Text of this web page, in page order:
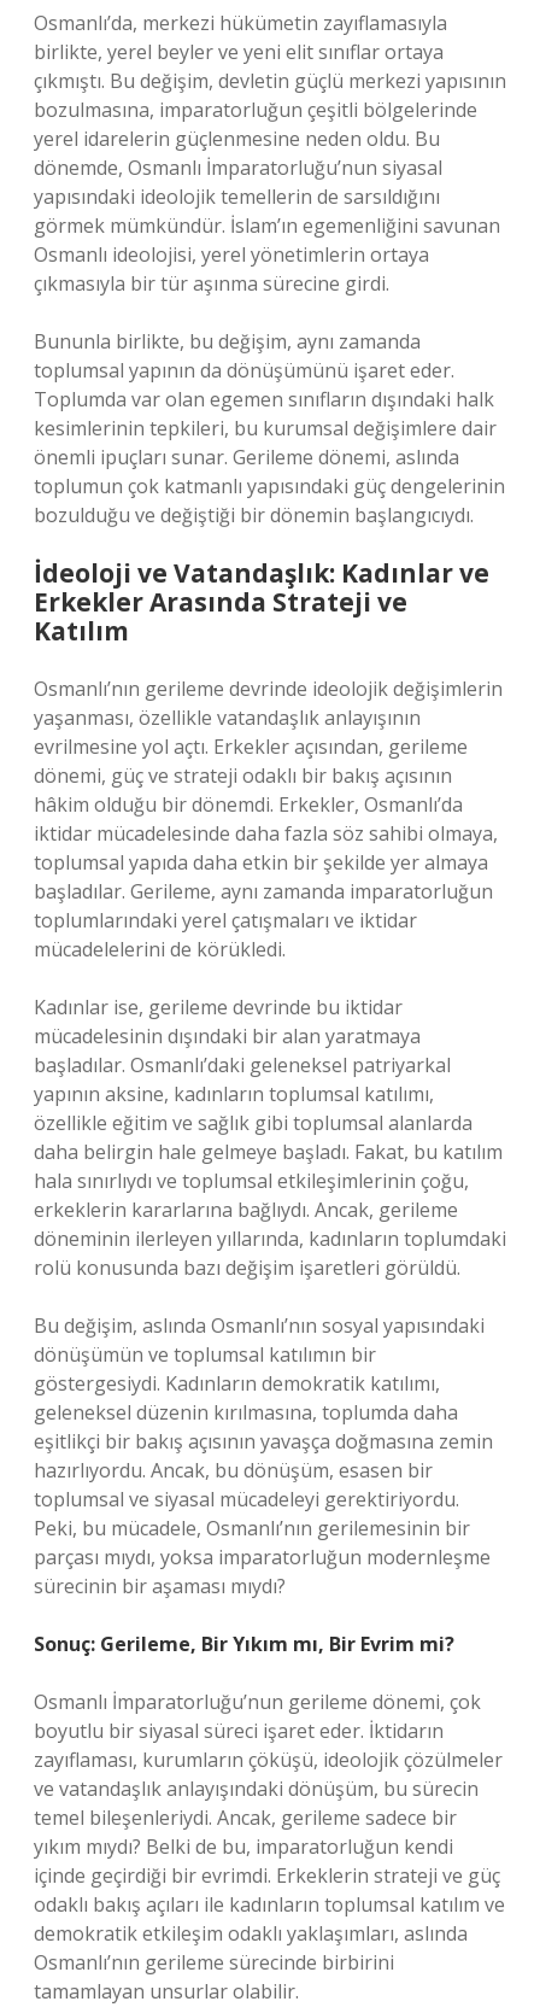
Osmanlı’da, merkezi hükümetin zayıflamasıyla
birlikte, yerel beyler ve yeni elit sınıflar ortaya
çıkmıştı. Bu değişim, devletin güçlü merkezi yapısının
bozulmasına, imparatorluğun çeşitli bölgelerinde
yerel idarelerin güçlenmesine neden oldu. Bu
dönemde, Osmanlı İmparatorluğu’nun siyasal
yapısındaki ideolojik temellerin de sarsıldığını
görmek mümkündür. İslam’ın egemenliğini savunan
Osmanlı ideolojisi, yerel yönetimlerin ortaya
çıkmasıyla bir tür aşınma sürecine girdi.
Bununla birlikte, bu değişim, aynı zamanda
toplumsal yapının da dönüşümünü işaret eder.
Toplumda var olan egemen sınıfların dışındaki halk
kesimlerinin tepkileri, bu kurumsal değişimlere dair
önemli ipuçları sunar. Gerileme dönemi, aslında
toplumun çok katmanlı yapısındaki güç dengelerinin
bozulduğu ve değiştiği bir dönemin başlangıcıydı.
İdeoloji ve Vatandaşlık: Kadınlar ve
Erkekler Arasında Strateji ve
Katılım
Osmanlı’nın gerileme devrinde ideolojik değişimlerin
yaşanması, özellikle vatandaşlık anlayışının
evrilmesine yol açtı. Erkekler açısından, gerileme
dönemi, güç ve strateji odaklı bir bakış açısının
hâkim olduğu bir dönemdi. Erkekler, Osmanlı’da
iktidar mücadelesinde daha fazla söz sahibi olmaya,
toplumsal yapıda daha etkin bir şekilde yer almaya
başladılar. Gerileme, aynı zamanda imparatorluğun
toplumlarındaki yerel çatışmaları ve iktidar
mücadelelerini de körükledi.
Kadınlar ise, gerileme devrinde bu iktidar
mücadelesinin dışındaki bir alan yaratmaya
başladılar. Osmanlı’daki geleneksel patriyarkal
yapının aksine, kadınların toplumsal katılımı,
özellikle eğitim ve sağlık gibi toplumsal alanlarda
daha belirgin hale gelmeye başladı. Fakat, bu katılım
hala sınırlıydı ve toplumsal etkileşimlerinin çoğu,
erkeklerin kararlarına bağlıydı. Ancak, gerileme
döneminin ilerleyen yıllarında, kadınların toplumdaki
rolü konusunda bazı değişim işaretleri görüldü.
Bu değişim, aslında Osmanlı’nın sosyal yapısındaki
dönüşümün ve toplumsal katılımın bir
göstergesiydi. Kadınların demokratik katılımı,
geleneksel düzenin kırılmasına, toplumda daha
eşitlikçi bir bakış açısının yavaşça doğmasına zemin
hazırlıyordu. Ancak, bu dönüşüm, esasen bir
toplumsal ve siyasal mücadeleyi gerektiriyordu.
Peki, bu mücadele, Osmanlı’nın gerilemesinin bir
parçası mıydı, yoksa imparatorluğun modernleşme
sürecinin bir aşaması mıydı?
Sonuç: Gerileme, Bir Yıkım mı, Bir Evrim mi?
Osmanlı İmparatorluğu’nun gerileme dönemi, çok
boyutlu bir siyasal süreci işaret eder. İktidarın
zayıflaması, kurumların çöküşü, ideolojik çözülmeler
ve vatandaşlık anlayışındaki dönüşüm, bu sürecin
temel bileşenleriydi. Ancak, gerileme sadece bir
yıkım mıydı? Belki de bu, imparatorluğun kendi
içinde geçirdiği bir evrimdi. Erkeklerin strateji ve güç
odaklı bakış açıları ile kadınların toplumsal katılım ve
demokratik etkileşim odaklı yaklaşımları, aslında
Osmanlı’nın gerileme sürecinde birbirini
tamamlayan unsurlar olabilir.